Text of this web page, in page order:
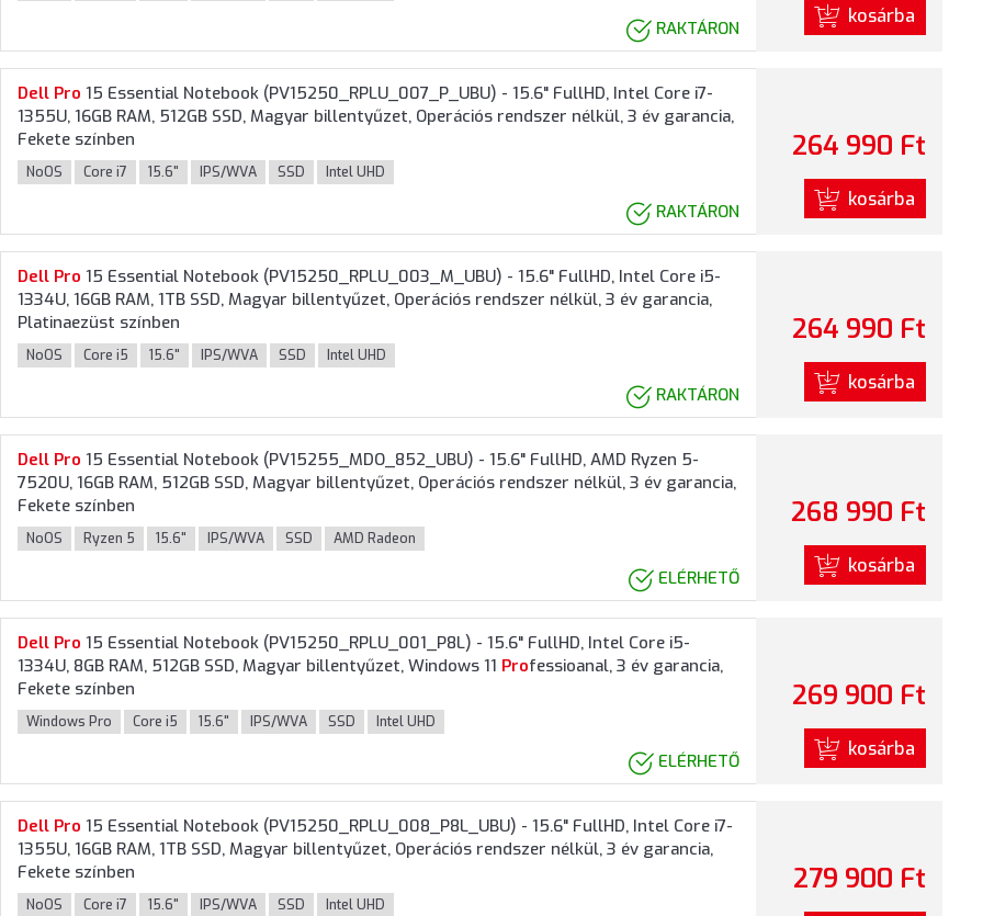
RAKTÁRON
kosárba
Dell Pro 15 Essential Notebook (PV15250_RPLU_007_P_UBU) - 15.6" FullHD, Intel Core i7-
1355U, 16GB RAM, 512GB SSD, Magyar billentyűzet, Operációs rendszer nélkül, 3 év garancia,
Fekete színben
NoOS Core i7 15.6" IPS/WVA SSD Intel UHD
RAKTÁRON
264 990 Ft
kosárba
Dell Pro 15 Essential Notebook (PV15250_RPLU_003_M_UBU) - 15.6" FullHD, Intel Core i5-
1334U, 16GB RAM, 1TB SSD, Magyar billentyűzet, Operációs rendszer nélkül, 3 év garancia,
Platinaezüst színben
NoOS Core i5 15.6" IPS/WVA SSD Intel UHD
RAKTÁRON
264 990 Ft
kosárba
Dell Pro 15 Essential Notebook (PV15255_MDO_852_UBU) - 15.6" FullHD, AMD Ryzen 5-
7520U, 16GB RAM, 512GB SSD, Magyar billentyűzet, Operációs rendszer nélkül, 3 év garancia,
Fekete színben
NoOS Ryzen 5 15.6" IPS/WVA SSD AMD Radeon
ELÉRHETŐ
268 990 Ft
kosárba
Dell Pro 15 Essential Notebook (PV15250_RPLU_001_P8L) - 15.6" FullHD, Intel Core i5-
1334U, 8GB RAM, 512GB SSD, Magyar billentyűzet, Windows 11 Professioanal, 3 év garancia,
Fekete színben
Windows Pro Core i5 15.6" IPS/WVA SSD Intel UHD
ELÉRHETŐ
269 900 Ft
kosárba
Dell Pro 15 Essential Notebook (PV15250_RPLU_008_P8L_UBU) - 15.6" FullHD, Intel Core i7-
1355U, 16GB RAM, 1TB SSD, Magyar billentyűzet, Operációs rendszer nélkül, 3 év garancia,
Fekete színben
NoOS Core i7 15.6" IPS/WVA SSD Intel UHD
279 900 Ft